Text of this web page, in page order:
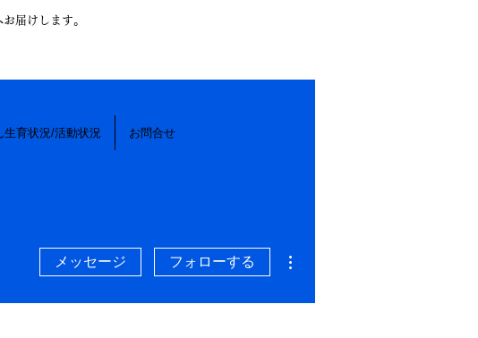
届けします。
生育状況/活動状況 お問合せ
メッセージ フォローする